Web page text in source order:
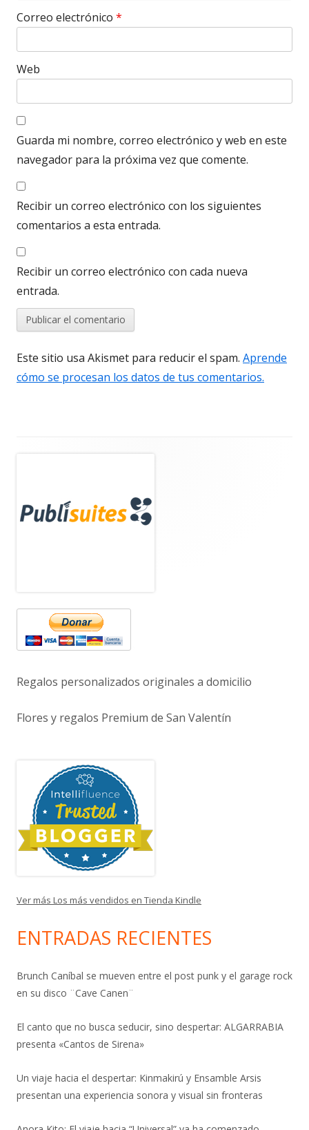
Correo electrónico *
Web
Guarda mi nombre, correo electrónico y web en este
navegador para la próxima vez que comente.
Recibir un correo electrónico con los siguientes
comentarios a esta entrada.
Recibir un correo electrónico con cada nueva
entrada.
Este sitio usa Akismet para reducir el spam. Aprende
cómo se procesan los datos de tus comentarios.
lateral
principal
Regalos personalizados originales a domicilio
Flores y regalos Premium de San Valentín
Ver más Los más vendidos en Tienda Kindle
ENTRADAS RECIENTES
Brunch Caníbal se mueven entre el post punk y el garage rock
en su disco ¨Cave Canen¨
El canto que no busca seducir, sino despertar: ALGARRABIA
presenta «Cantos de Sirena»
Un viaje hacia el despertar: Kinmakirú y Ensamble Arsis
presentan una experiencia sonora y visual sin fronteras